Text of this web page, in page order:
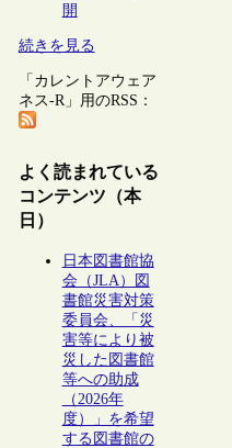
開
続きを見る
「カレントアウェア
ネス-R」用のRSS：
よく読まれている
コンテンツ（本
日）
日本図書館協
会（JLA）図
書館災害対策
委員会、「災
害等により被
災した図書館
等への助成
（2026年
度）」を希望
する図書館の